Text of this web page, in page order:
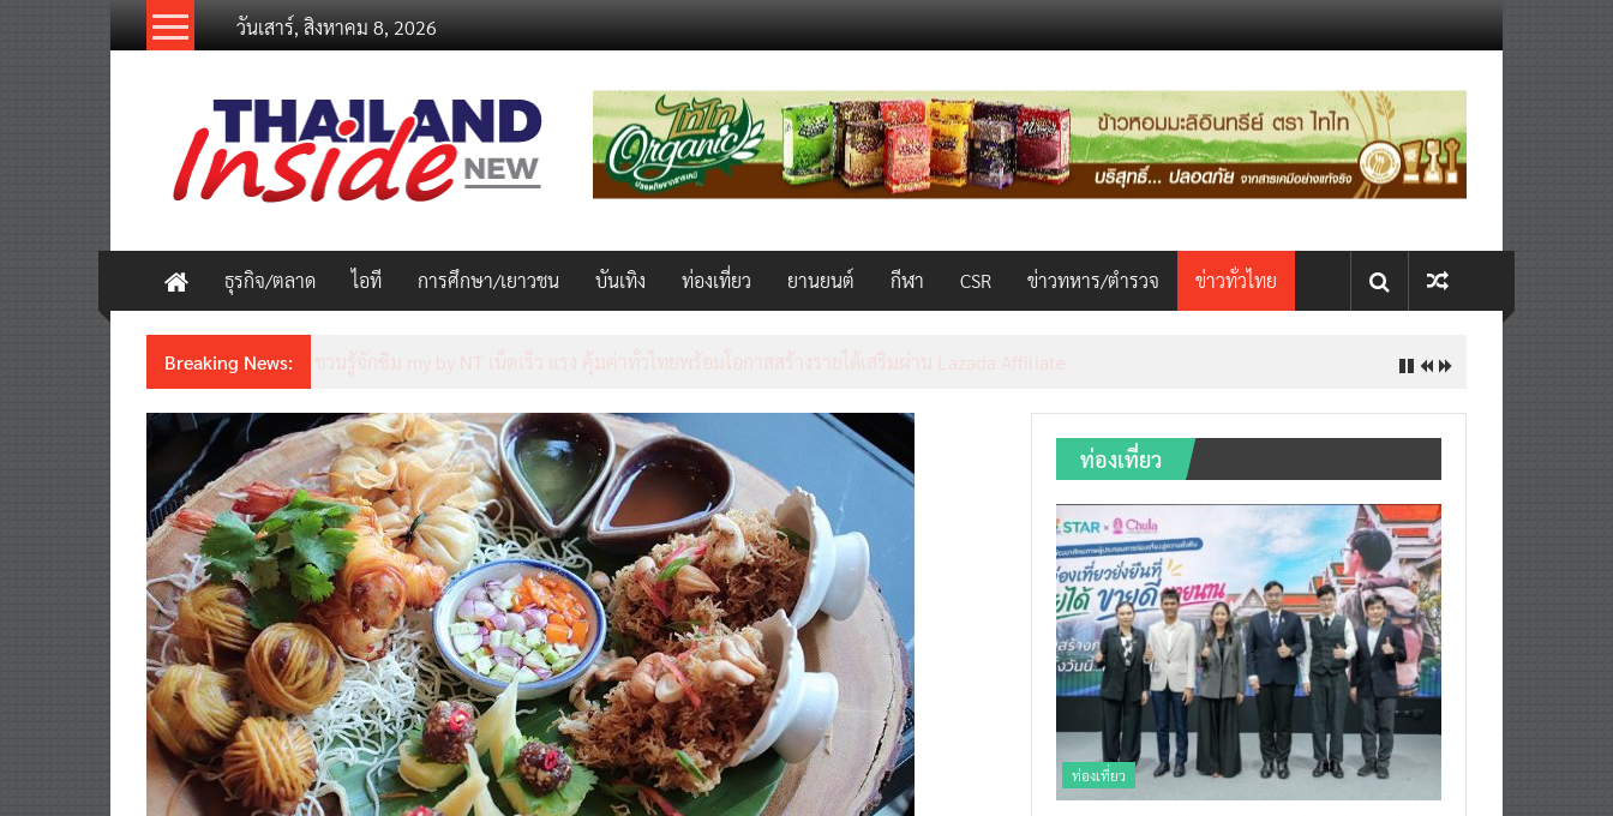
วันเสาร์, สิงหาคม 8, 2026
thailandinsidenew.com
Thailand
Inside
New
ธุรกิจ/ตลาด ไอที การศึกษา/เยาวชน บันเทิง ท่องเที่ยว ยานยนต์ กีฬา CSR ข่าวทหาร/ตำรวจ ข่าวทั่วไทย
Breaking News: ชวนรู้จักซิม my by NT เน็ตเร็ว แรง คุ้มค่าทั่วไทยพร้อมโอกาสสร้างรายได้เสริมผ่าน Lazada Affiliate
ท่องเที่ยว
ท่องเที่ยว